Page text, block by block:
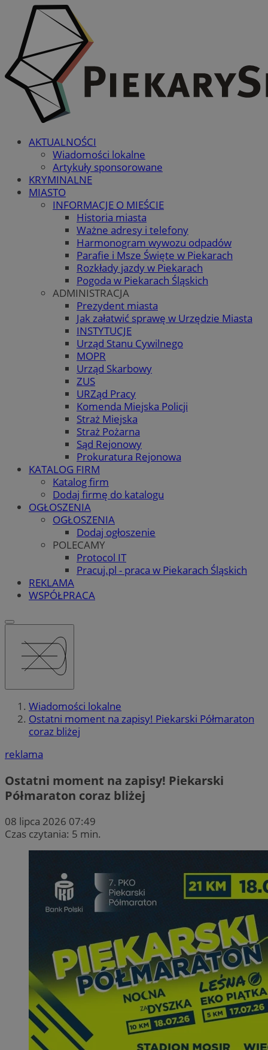
AKTUALNOŚCI
Wiadomości lokalne
Artykuły sponsorowane
KRYMINALNE
MIASTO
INFORMACJE O MIEŚCIE
Historia miasta
Ważne adresy i telefony
Harmonogram wywozu odpadów
Parafie i Msze Święte w Piekarach
Rozkłady jazdy w Piekarach
Pogoda w Piekarach Śląskich
ADMINISTRACJA
Prezydent miasta
Jak załatwić sprawę w Urzędzie Miasta
INSTYTUCJE
Urząd Stanu Cywilnego
MOPR
Urząd Skarbowy
ZUS
URZąd Pracy
Komenda Miejska Policji
Straż Miejska
Straż Pożarna
Sąd Rejonowy
Prokuratura Rejonowa
KATALOG FIRM
Katalog firm
Dodaj firmę do katalogu
OGŁOSZENIA
OGŁOSZENIA
Dodaj ogłoszenie
POLECAMY
Protocol IT
Pracuj.pl - praca w Piekarach Śląskich
REKLAMA
WSPÓŁPRACA
Wiadomości lokalne
Ostatni moment na zapisy! Piekarski Półmaraton
coraz bliżej
reklama
Ostatni moment na zapisy! Piekarski
Półmaraton coraz bliżej
08 lipca 2026 07:49
Czas czytania: 5 min.